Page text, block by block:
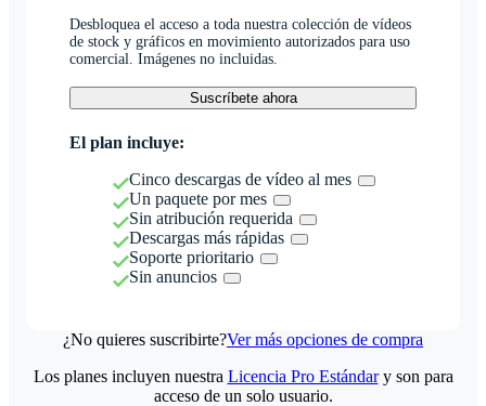
Desbloquea el acceso a toda nuestra colección de vídeos
de stock y gráficos en movimiento autorizados para uso
comercial. Imágenes no incluidas.
Suscríbete ahora
El plan incluye:
Cinco descargas de vídeo al mes
Un paquete por mes
Sin atribución requerida
Descargas más rápidas
Soporte prioritario
Sin anuncios
¿No quieres suscribirte?Ver más opciones de compra
Los planes incluyen nuestra Licencia Pro Estándary son para
acceso de un solo usuario.